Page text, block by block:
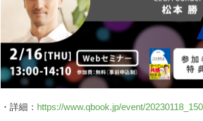
・詳細： https://www.qbook.jp/event/